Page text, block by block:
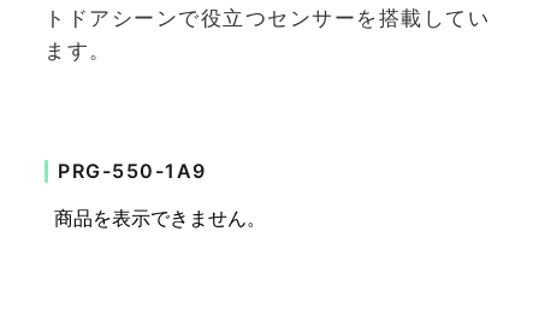
トドアシーンで役立つセンサーを搭載してい
ます。
PRG-550-1A9